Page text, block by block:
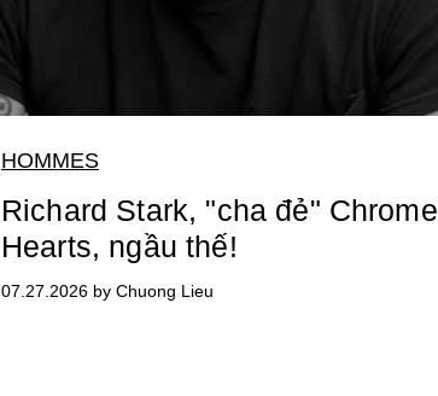
HOMMES
Richard Stark, "cha đẻ" Chrome
Hearts, ngầu thế!
07.27.2026 by Chuong Lieu